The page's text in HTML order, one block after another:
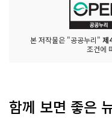
본 저작물은 "공공누리" 제
조건에
함께 보면 좋은